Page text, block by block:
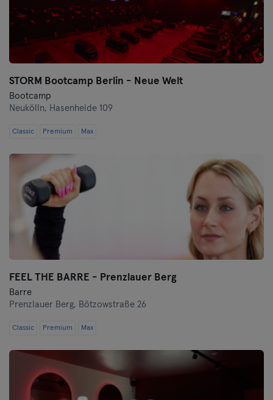
STORM Bootcamp Berlin - Neue Welt
Bootcamp
Neukölln, Hasenheide 109
Classic Premium Max
FEEL THE BARRE - Prenzlauer Berg
Barre
Prenzlauer Berg, Bötzowstraße 26
Classic Premium Max